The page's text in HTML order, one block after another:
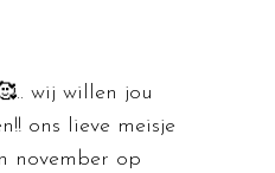
wij willen jou
ons lieve meisje
november op